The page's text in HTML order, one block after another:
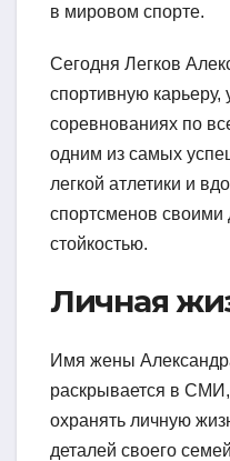
в мировом спорте.
Сегодня Легков
спортивную карьеру,
соревнованиях по
одним из самых
легкой атлетики и
спортсменов своими
стойкостью.
Личная
Имя жены
раскрывается в СМИ,
охранять личную
деталей своего